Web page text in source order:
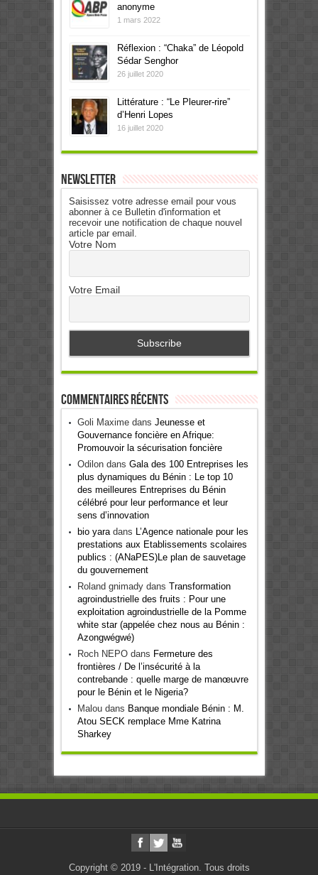
anonyme
1 mars 2022
Réflexion : “Chaka” de Léopold
Sédar Senghor
26 juillet 2020
Littérature : “Le Pleurer-rire”
d’Henri Lopes
16 juillet 2020
Newsletter
Saisissez votre adresse email pour vous
abonner à ce Bulletin d'information et
recevoir une notification de chaque nouvel
article par email.
Votre Nom
Votre Email
Commentaires récents
Goli Maximedans Jeunesse et
Gouvernance foncière en Afrique:
Promouvoir la sécurisation foncière
Odilondans Gala des 100 Entreprises les
plus dynamiques du Bénin : Le top 10
des meilleures Entreprises du Bénin
célébré pour leur performance et leur
sens d’innovation
bio yaradans
L’Agence nationale pour les
prestations aux Etablissements scolaires
publics : (ANaPES)Le plan de sauvetage
du gouvernement
Roland gnimadydans Transformation
agroindustrielle des fruits : Pour une
exploitation agroindustrielle de la Pomme
white star (appelée chez nous au Bénin :
Azongwégwé)
Roch NEPOdans Fermeture des
frontières / De l’insécurité à la
contrebande : quelle marge de manœuvre
pour le Bénin et le Nigeria?
Maloudans Banque mondiale Bénin : M.
Atou SECK remplace Mme Katrina
Sharkey
Copyright © 2019 - L'Intégration. Tous droits